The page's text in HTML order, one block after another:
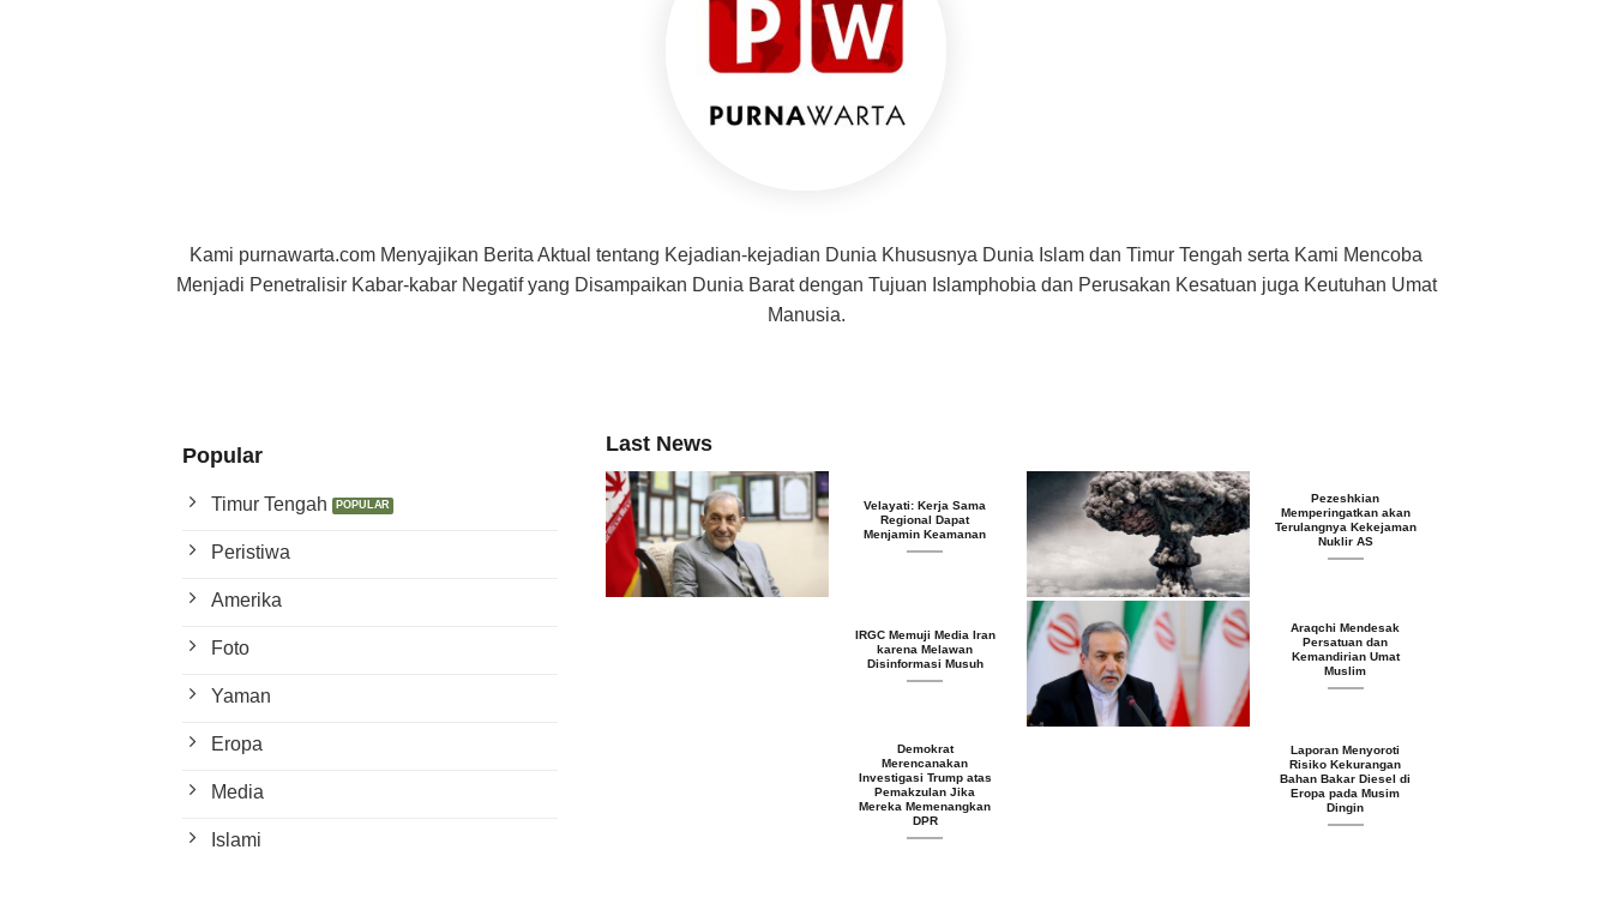
Kami purnawarta.com Menyajikan Berita Aktual tentang Kejadian-kejadian Dunia Khususnya Dunia Islam dan Timur Tengah serta Kami Mencoba
Menjadi Penetralisir Kabar-kabar Negatif yang Disampaikan Dunia Barat dengan Tujuan Islamphobia dan Perusakan Kesatuan juga Keutuhan Umat
Manusia.
Popular
Timur Tengah
Peristiwa
Amerika
Foto
Yaman
Eropa
Media
Islami
Last News
Velayati: Kerja Sama
Regional Dapat
Menjamin Keamanan
Pezeshkian
Memperingatkan akan
Terulangnya Kekejaman
Nuklir AS
IRGC Memuji Media Iran
karena Melawan
Disinformasi Musuh
Araqchi Mendesak
Persatuan dan
Kemandirian Umat
Muslim
Demokrat
Merencanakan
Investigasi Trump atas
Pemakzulan Jika
Mereka Memenangkan
DPR
Laporan Menyoroti
Risiko Kekurangan
Bahan Bakar Diesel di
Eropa pada Musim
Dingin